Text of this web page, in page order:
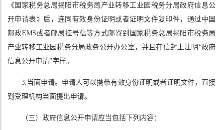
《国家税务总局揭阳市税务局产业转移工业园税务分局政府信息公
开申请表》后，连同有效身份证明或者证明文件复印件，通过中国
邮政EMS或者邮局挂号信等方式邮寄到国家税务总局揭阳市税务局
产业转移工业园税务分局政务公开办公室，并且在信封上注明“政府
信息公开申请”字样。
3.当面申请。申请人可以携带有效身份证明或者证明文件，直接
到受理机构当面提出申请。
（三）政府信息公开申请应当包括下列内容：